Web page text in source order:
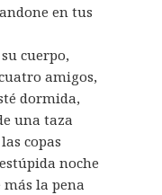
en tus
cuerpo,
amigos,
dormida,
una taza
copas
noche
más la pena